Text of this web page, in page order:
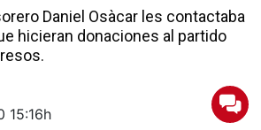
Daniel Osàcar les contactaba
hicieran donaciones al partido
15:16h